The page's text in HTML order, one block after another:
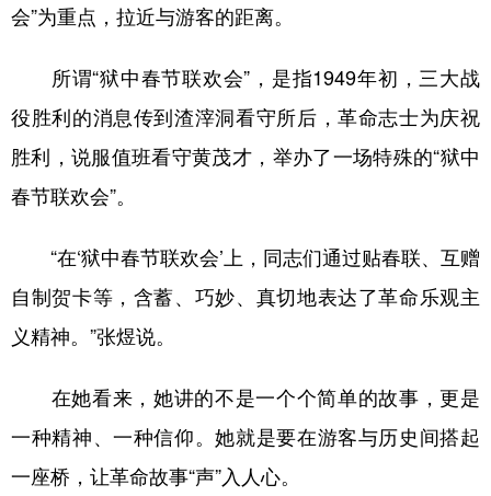
会”为重点，拉近与游客的距离。
所谓“狱中春节联欢会”，是指1949年初，三大战
役胜利的消息传到渣滓洞看守所后，革命志士为庆祝
胜利，说服值班看守黄茂才，举办了一场特殊的“狱中
春节联欢会”。
“在‘狱中春节联欢会’上，同志们通过贴春联、互赠
自制贺卡等，含蓄、巧妙、真切地表达了革命乐观主
义精神。”张煜说。
在她看来，她讲的不是一个个简单的故事，更是
一种精神、一种信仰。她就是要在游客与历史间搭起
一座桥，让革命故事“声”入人心。